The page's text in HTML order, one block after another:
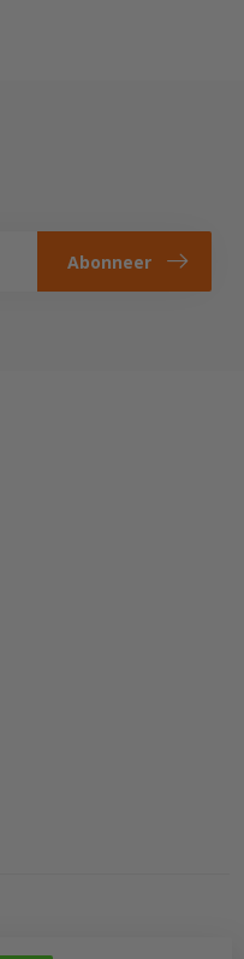
Abonneer